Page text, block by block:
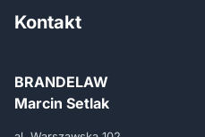
Kontakt
BRANDELAW
Marcin Setlak